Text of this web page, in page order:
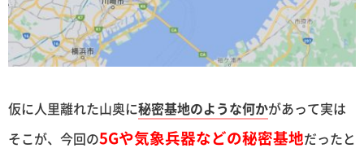
仮に人里離れた山奥に秘密基地のような何かがあって実は
そこが、今回の5Gや気象兵器などの秘密基地だったと